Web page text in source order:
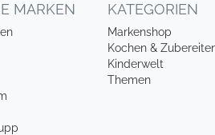
MARKEN KATEGORIEN
Markenshop
Kochen &
Kinderwelt
Themen